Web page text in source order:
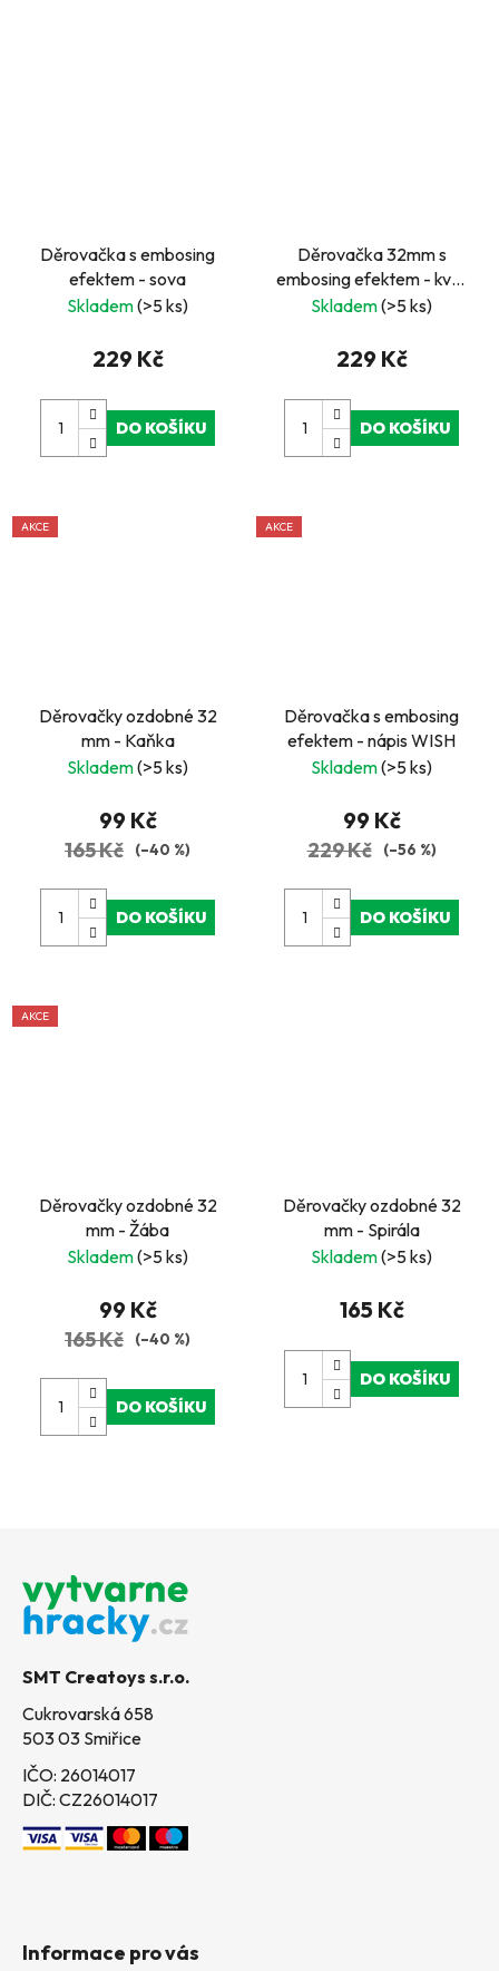
Děrovačka s embosing
efektem - sova
Skladem(>5 ks)
229 Kč
DO KOŠÍKU
Děrovačka 32mm s
embosing efektem - květ
4
Skladem(>5 ks)
229 Kč
DO KOŠÍKU
AKCE
Děrovačky ozdobné 32
mm - Kaňka
Skladem(>5 ks)
99 Kč
165 Kč (–40 %)
DO KOŠÍKU
AKCE
Děrovačka s embosing
efektem - nápis WISH
Skladem(>5 ks)
99 Kč
229 Kč (–56 %)
DO KOŠÍKU
AKCE
Děrovačky ozdobné 32
mm - Žába
Skladem(>5 ks)
99 Kč
165 Kč (–40 %)
DO KOŠÍKU
Děrovačky ozdobné 32
mm - Spirála
Skladem(>5 ks)
165 Kč
DO KOŠÍKU
SMT Creatoys s.r.o.
Cukrovarská 658
503 03 Smiřice
IČO: 26014017
DIČ: CZ26014017
Informace pro vás